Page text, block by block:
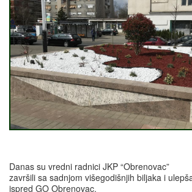
Danas su vredni radnici JKP “Obrenovac”
završili sa sadnjom višegodišnjih biljaka i
ispred GO Obrenovac.